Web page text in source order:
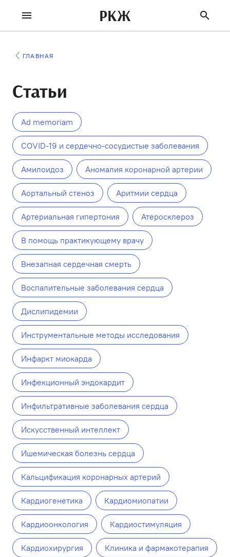
РКЖ
ГЛАВНАЯ
Статьи
Ad memoriam
COVID-19 и сердечно-сосудистые заболевания
Амилоидоз Аномалия коронарной артерии
Аортальный стеноз Аритмии сердца
Артериальная гипертония Атеросклероз
В помощь практикующему врачу
Внезапная сердечная смерть
Воспалительные заболевания сердца
Дислипидемии
Инструментальные методы исследования
Инфаркт миокарда
Инфекционный эндокардит
Инфильтративные заболевания сердца
Искусственный интеллект
Ишемическая болезнь сердца
Кальцификация коронарных артерий
Кардиогенетика Кардиомиопатии
Кардиоонкология Кардиостимуляция
Кардиохирургия Клиника и фармакотерапия